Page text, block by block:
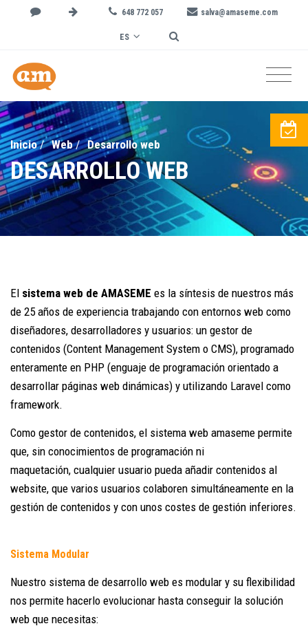
648 772 057 salva@amaseme.com
ES
Inicio / Web / Desarrollo web
DESARROLLO WEB
El sistema web de AMASEME es la síntesis de nuestros más
de 25 años de experiencia trabajando con entornos web como
diseñadores, desarrolladores y usuarios: un gestor de
contenidos (Content Management System o CMS), programado
enteramente en PHP (enguaje de programación orientado a
desarrollar páginas web dinámicas) y utilizando Laravel como
framework.
Como gestor de contenidos, el sistema web amaseme permite
que, sin conocimientos de programación ni
maquetación, cualquier usuario pueda añadir contenidos al
website, que varios usuarios colaboren simultáneamente en la
gestión de contenidos y con unos costes de gestión inferiores.
Sistema Modular
Nuestro sistema de desarrollo web es modular y su flexibilidad
nos permite hacerlo evolucionar hasta conseguir la solución
web que necesitas: